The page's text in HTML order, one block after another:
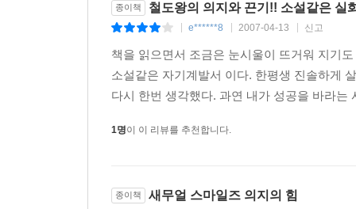
종이책 철도왕의 의지와 끈기!! 소설같은 실
e******8 2007-04-13 신고
책을 읽으면서 조금은 눈시울이 뜨거워 지기
소설같은 자기계발서 이다. 한평생 진솔하게
다시 한번 생각했다. 과연 내가 성공을 바라
1명이 이 리뷰를 추천합니다.
종이책 새무얼 스마일즈 의지의 힘